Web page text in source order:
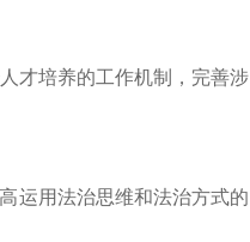
才培养的工作机制，完善涉
运用法治思维和法治方式的